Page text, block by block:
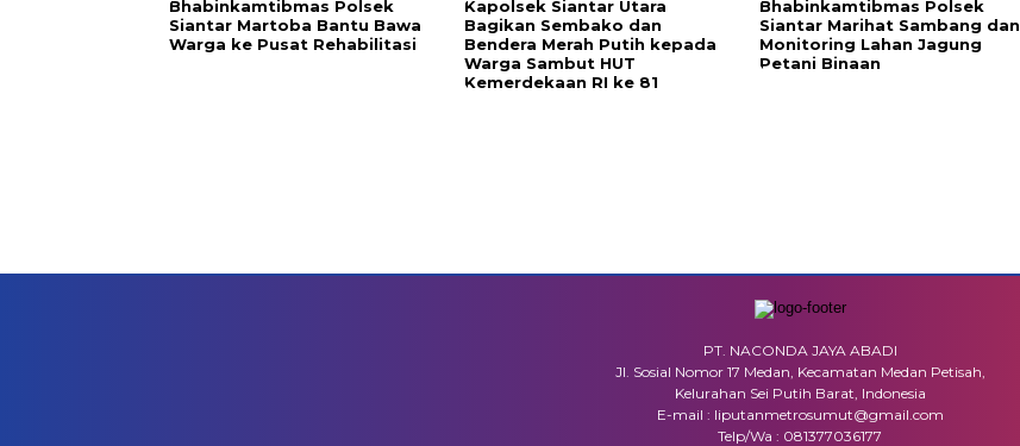
Bhabinkamtibmas Polsek
Siantar Martoba Bantu Bawa
Warga ke Pusat Rehabilitasi
Kapolsek Siantar Utara
Bagikan Sembako dan
Bendera Merah Putih kepada
Warga Sambut HUT
Kemerdekaan RI ke 81
Bhabinkamtibmas Polsek
Siantar Marihat Sambang dan
Monitoring Lahan Jagung
Petani Binaan
PT. NACONDA JAYA ABADI
Jl. Sosial Nomor 17 Medan, Kecamatan Medan Petisah,
Kelurahan Sei Putih Barat, Indonesia
E-mail : liputanmetrosumut@gmail.com
Telp/Wa : 081377036177